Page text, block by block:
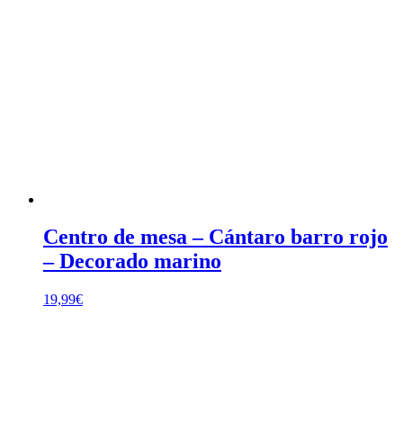
Centro de mesa – Cántaro barro rojo
– Decorado marino
19,99€